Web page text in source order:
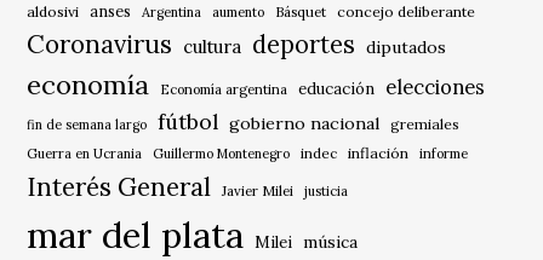
aldosivi anses Argentina aumento Básquet concejo deliberante
Coronavirus cultura deportes diputados
economía Economía argentina educación elecciones
fin de semana largo fútbol gobierno nacional gremiales
Guerra en Ucrania Guillermo Montenegro indec inflación informe
Interés General Javier Milei justicia
mar del plata Milei música